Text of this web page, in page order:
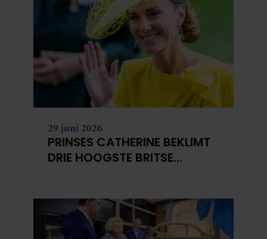
29 juni 2026
PRINSES CATHERINE BEKLIMT
DRIE HOOGSTE BRITSE